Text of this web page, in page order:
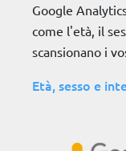
Google
come l'età, il
scansionano i
Età, sesso e